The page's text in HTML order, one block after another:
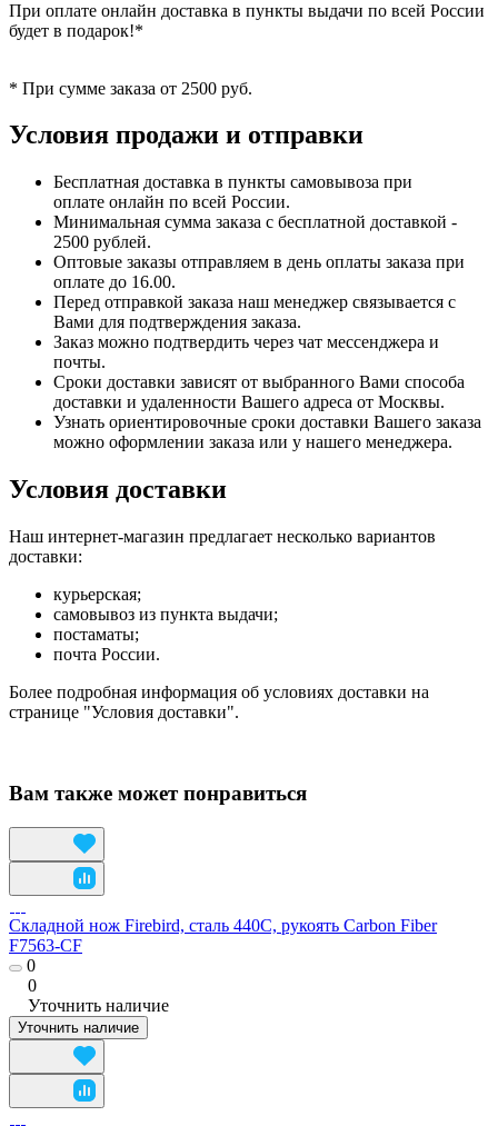
При оплате онлайн доставка в пункты выдачи по всей России
будет в подарок!*
* При сумме заказа от 2500 руб.
Условия продажи и отправки
Бесплатная доставка в пункты самовывоза при
оплате онлайн по всей России.
Минимальная сумма заказа с бесплатной доставкой -
2500 рублей.
Оптовые заказы отправляем в день оплаты заказа при
оплате до 16.00.
Перед отправкой заказа наш менеджер связывается с
Вами для подтверждения заказа.
Заказ можно подтвердить через чат мессенджера и
почты.
Сроки доставки зависят от выбранного Вами способа
доставки и удаленности Вашего адреса от Москвы.
Узнать ориентировочные сроки доставки Вашего заказа
можно оформлении заказа или у нашего менеджера.
Условия доставки
Наш интернет-магазин предлагает несколько вариантов
доставки:
курьерская;
самовывоз из пункта выдачи;
постаматы;
почта России.
Более подробная информация об условиях доставки на
странице "Условия доставки".
Вам также может понравиться
Складной нож Firebird, сталь 440C, рукоять Carbon Fiber
F7563-CF
0
0
Уточнить наличие
Уточнить наличие